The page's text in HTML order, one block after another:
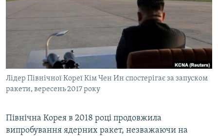
ВІДЕОУРОКИ «ELIFBE»
СВІДЧЕННЯ ОКУПАЦІЇ
УКРАЇНСЬКА ПРОБЛЕМА КРИМУ
ІНФОГРАФІКА
ЯК ОБІЙТИ БЛОКУВАННЯ
Qırımtatar
ДОЛУЧАЙСЯ!
Усі сайти RFE/RL
Лідер Північної Кореї Кім Чен Ин спостерігає за запуском
ракети, вересень 2017 року
Північна Корея в 2018 році продовжила
випробування ядерних ракет, незважаючи на